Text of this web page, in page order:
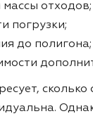
отходов;
погрузки;
до полигона;